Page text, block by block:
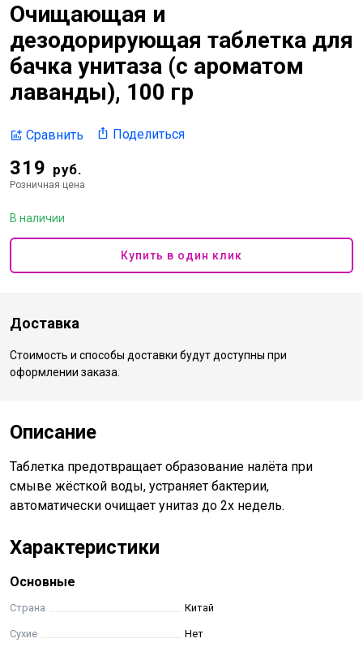
Очищающая и
дезодорирующая таблетка для
бачка унитаза (с ароматом
лаванды), 100 гр
Сравнить Поделиться
319 руб.
Розничная цена
В наличии
Купить в один клик
Доставка
Стоимость и способы доставки будут доступны при
оформлении заказа.
Описание
Таблетка предотвращает образование налёта при
смыве жёсткой воды, устраняет бактерии,
автоматически очищает унитаз до 2х недель.
Характеристики
Основные
Страна Китай
Сухие Нет